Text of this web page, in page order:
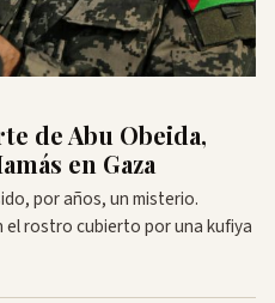
de Abu Obeida,
en Gaza
por años, un misterio.
el rostro cubierto por una kufiya